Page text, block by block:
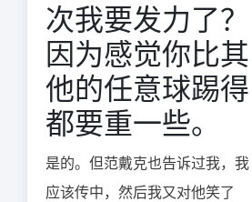
次我要发力了？
因为感觉你比其
他的任意球踢得
都要重一些。
是的。但范戴克也告诉过我，我
应该传中，然后我又对他笑了